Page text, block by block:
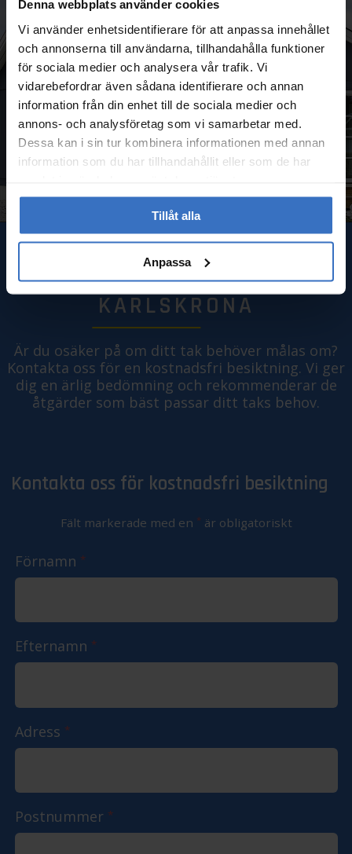
Denna webbplats använder cookies
Vi använder enhetsidentifierare för att anpassa innehållet
och annonserna till användarna, tillhandahålla funktioner
för sociala medier och analysera vår trafik. Vi
vidarebefordrar även sådana identifierare och annan
information från din enhet till de sociala medier och
annons- och analysföretag som vi samarbetar med.
Dessa kan i sin tur kombinera informationen med annan
information som du har tillhandahållit eller som de har
Tillåt alla
Anpassa
BOKA EN KOSTNADSFRI
TAKBESIKTNING I
KARLSKRONA
Är du osäker på om ditt tak behöver målas om?
Kontakta oss för en kostnadsfri besiktning. Vi ger
dig en ärlig bedömning och rekommenderar de
åtgärder som bäst passar ditt taks behov.
Kontakta oss för kostnadsfri besiktning
Fält markerade med en * är obligatoriskt
Förnamn *
Efternamn *
Adress *
Postnummer *